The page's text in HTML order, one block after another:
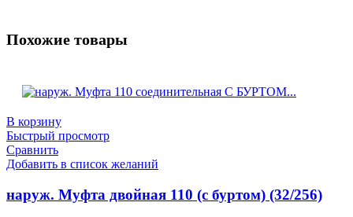
Похожие товары
В корзину
Быстрый просмотр
Сравнить
Добавить в список желаний
наруж. Муфта двойная 110 (с буртом) (32/256)